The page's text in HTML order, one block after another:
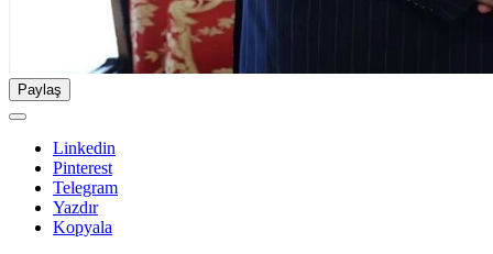
Paylaş
Linkedin
Pinterest
Telegram
Yazdır
Kopyala